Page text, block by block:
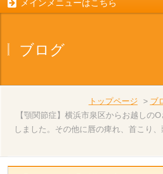
メインメニューはこちら
ブログ
トップページ > ブ
【顎関節症】横浜市泉区からお越しの
しました。その他に唇の痺れ、首こり